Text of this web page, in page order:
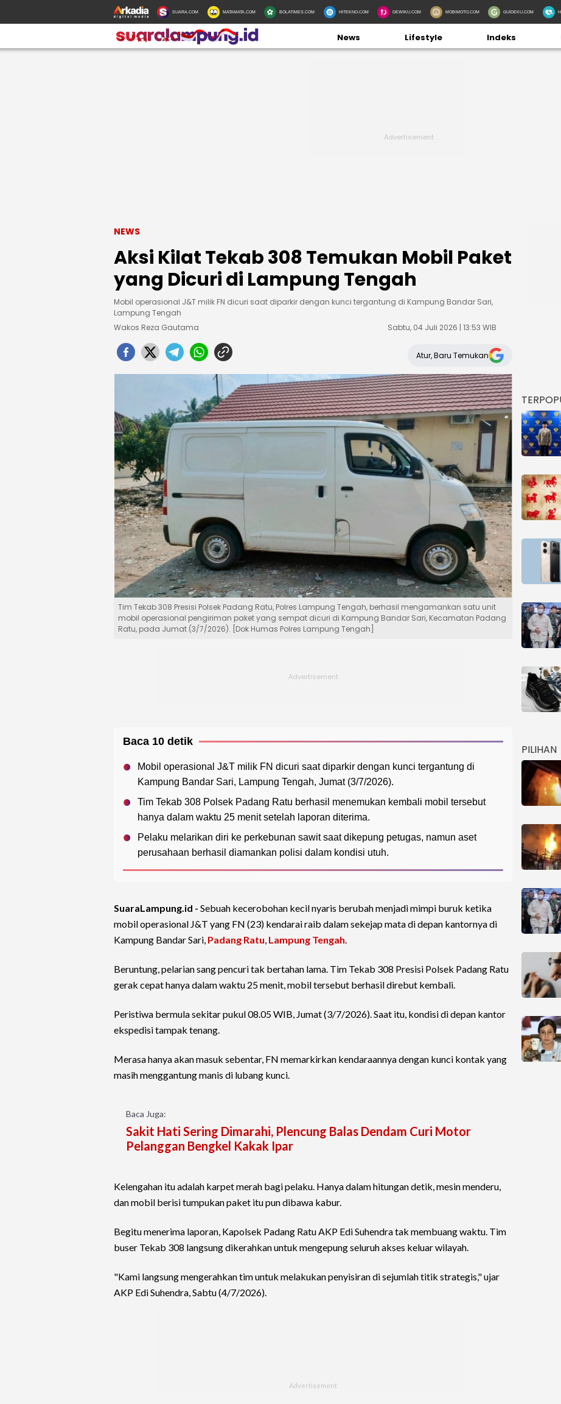
SUARA.COM MATAMATA.COM BOLATIMES.COM HITEKNO.COM DEWIKU.COM MOBIMOTO.COM GUIDEKU.COM
News Lifestyle Indeks
NEWS
Aksi Kilat Tekab 308 Temukan Mobil Paket
yang Dicuri di Lampung Tengah
Mobil operasional J&T milik FN dicuri saat diparkir dengan kunci tergantung di Kampung Bandar Sari,
Lampung Tengah
Wakos Reza Gautama
Sabtu, 04 Juli 2026 | 13:53 WIB
Atur, Baru Temukan
Tim Tekab 308 Presisi Polsek Padang Ratu, Polres Lampung Tengah, berhasil mengamankan satu unit
mobil operasional pengiriman paket yang sempat dicuri di Kampung Bandar Sari, Kecamatan Padang
Ratu, pada Jumat (3/7/2026). [Dok Humas Polres Lampung Tengah]
Baca 10 detik
Mobil operasional J&T milik FN dicuri saat diparkir dengan kunci tergantung di
Kampung Bandar Sari, Lampung Tengah, Jumat (3/7/2026).
Tim Tekab 308 Polsek Padang Ratu berhasil menemukan kembali mobil tersebut
hanya dalam waktu 25 menit setelah laporan diterima.
Pelaku melarikan diri ke perkebunan sawit saat dikepung petugas, namun aset
perusahaan berhasil diamankan polisi dalam kondisi utuh.
SuaraLampung.id - Sebuah kecerobohan kecil nyaris berubah menjadi mimpi buruk ketika
mobil operasional J&T yang FN (23) kendarai raib dalam sekejap mata di depan kantornya di
Kampung Bandar Sari, Padang Ratu, Lampung Tengah.
Beruntung, pelarian sang pencuri tak bertahan lama. Tim Tekab 308 Presisi Polsek Padang Ratu
gerak cepat hanya dalam waktu 25 menit, mobil tersebut berhasil direbut kembali.
Peristiwa bermula sekitar pukul 08.05 WIB, Jumat (3/7/2026). Saat itu, kondisi di depan kantor
ekspedisi tampak tenang.
Merasa hanya akan masuk sebentar, FN memarkirkan kendaraannya dengan kunci kontak yang
masih menggantung manis di lubang kunci.
Baca Juga:
Sakit Hati Sering Dimarahi, Plencung Balas Dendam Curi Motor
Pelanggan Bengkel Kakak Ipar
Kelengahan itu adalah karpet merah bagi pelaku. Hanya dalam hitungan detik, mesin menderu,
dan mobil berisi tumpukan paket itu pun dibawa kabur.
Begitu menerima laporan, Kapolsek Padang Ratu AKP Edi Suhendra tak membuang waktu. Tim
buser Tekab 308 langsung dikerahkan untuk mengepung seluruh akses keluar wilayah.
"Kami langsung mengerahkan tim untuk melakukan penyisiran di sejumlah titik strategis," ujar
AKP Edi Suhendra, Sabtu (4/7/2026).
PILIHAN